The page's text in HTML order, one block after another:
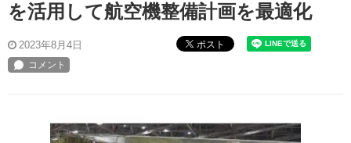
を活用して航空機整備計画を最適化
2023年8月4日 ポスト